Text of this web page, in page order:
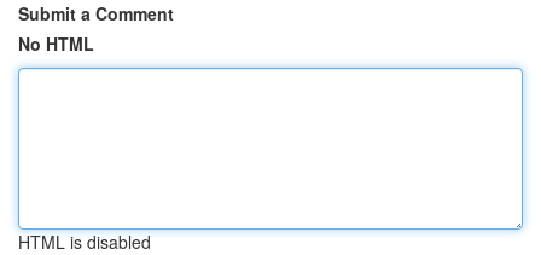
Submit a Comment
No HTML
HTML is disabled